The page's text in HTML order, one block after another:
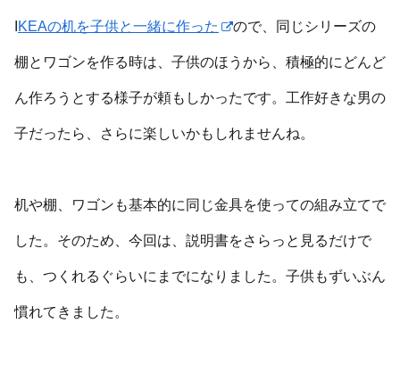
KEAの机を子供と一緒に作った ので、同じシリーズの
棚とワゴンを作る時は、子供のほうから、積極的にどんど
ん作ろうとする様子が頼もしかったです。工作好きな男の
子だったら、さらに楽しいかもしれませんね。
机や棚、ワゴンも基本的に同じ金具を使っての組み立てで
した。そのため、今回は、説明書をさらっと見るだけで
も、つくれるぐらいにまでになりました。子供もずいぶん
慣れてきました。